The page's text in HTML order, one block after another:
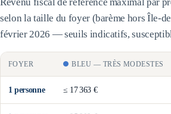
selon la taille du foyer (barème hors Île-
février 2026 — seuils indicatifs,
FOYER BLEU — TRÈS MODESTES
1 personne ≤ 17 363 €